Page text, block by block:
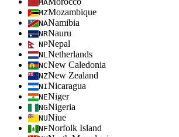
MA
MZMozambique
NANamibia
NRNauru
NPNepal
NLNetherlands
NCNew Caledonia
NZNew Zealand
NINicaragua
NENiger
NGNigeria
NUNiue
NFNorfolk Island